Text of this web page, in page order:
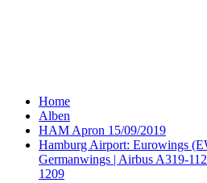
Home
Alben
HAM Apron 15/09/2019
Hamburg Airport: Eurowings
Germanwings | Airbus A319-
1209